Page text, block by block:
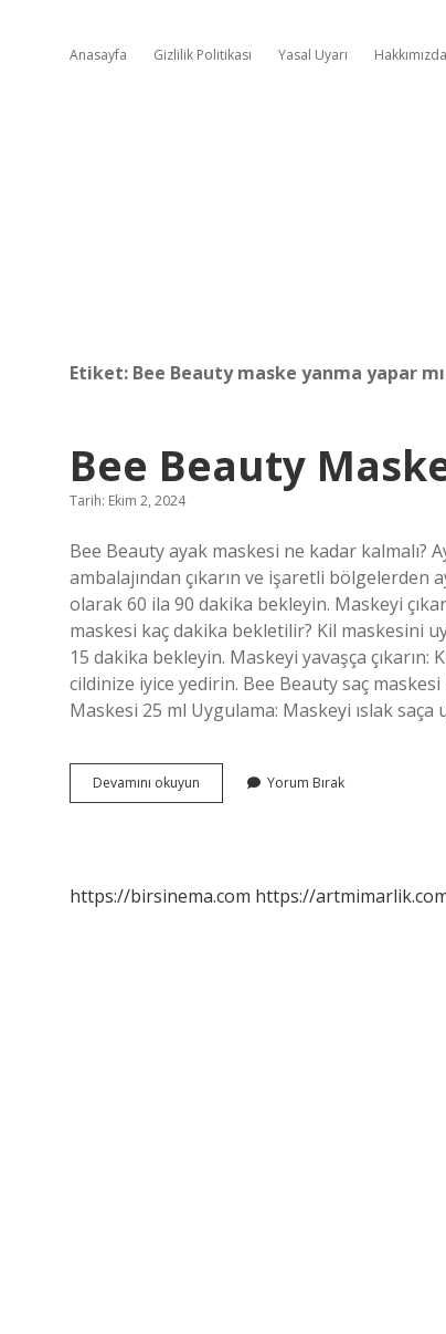
Anasayfa Gizlilik Politikası Yasal Uyarı Hakkımızda
Etiket: Bee Beauty maske yanma yapar mı
Bee Beauty
Tarih: Ekim 2, 2024
Bee Beauty ayak maskesi ne kadar kalmalı?
ambalajından çıkarın ve işaretli bölgelerden
olarak 60 ila 90 dakika bekleyin. Maskeyi
maskesi kaç dakika bekletilir? Kil maskesini
15 dakika bekleyin. Maskeyi yavaşça
cildinize iyice yedirin. Bee Beauty saç
Maskesi 25 ml Uygulama: Maskeyi ıslak
Devamını okuyun
Beauty
Yorum Bırak
https://birsinema.com https://